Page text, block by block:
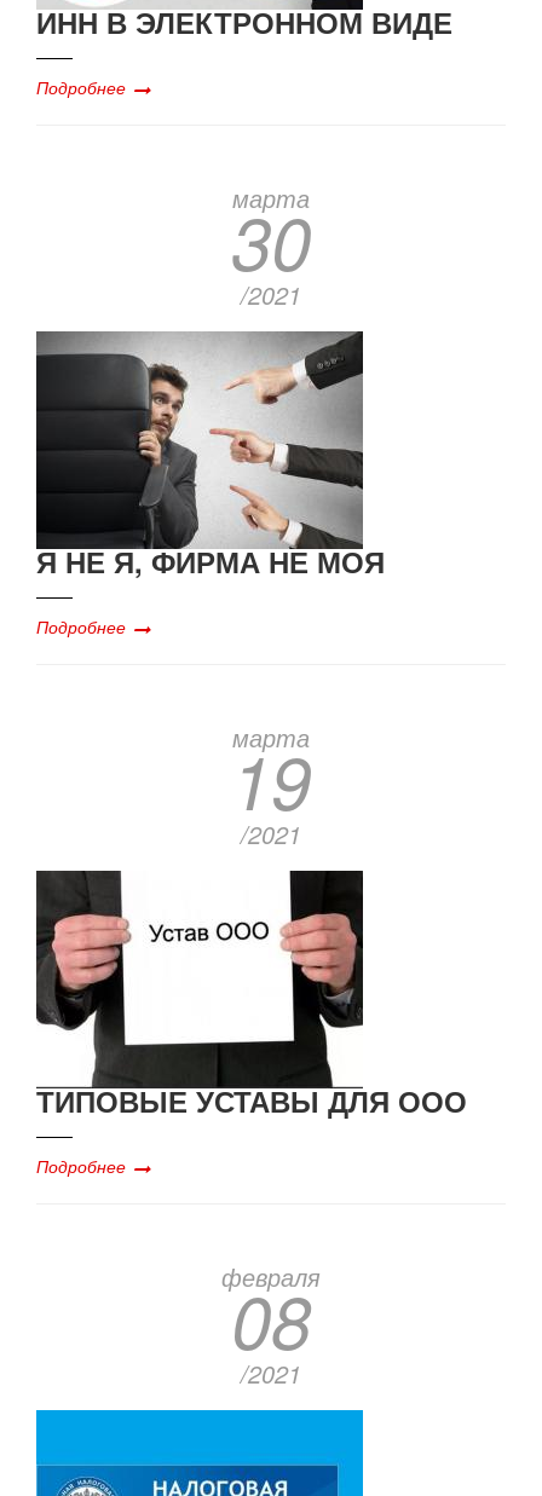
ИНН В ЭЛЕКТРОННОМ ВИДЕ
Подробнее
марта
30
/2021
Я НЕ Я, ФИРМА НЕ МОЯ
Подробнее
марта
19
/2021
ТИПОВЫЕ УСТАВЫ ДЛЯ ООО
Подробнее
февраля
08
/2021